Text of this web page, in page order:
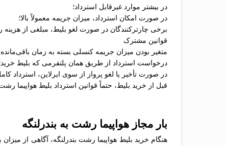
در بیشتر موارد غیرقابل استرداد؛
در صورت امکان استرداد، میزان جریمه معمولاً بالا؛
برخی چارترکنندگان در صورت لغو بلیط، مبلغی از هزینه
قوانین مشترک
متغیر بودن میزان جریمه کنسلی بسته به زمان باقی‌مانده
درخواست استرداد از طریق همان پلتفرمی که بلیط
در صورت تأخیر یا لغو پرواز از سوی ایرلاین، استرداد
قبل از خرید بلیط، حتماً قوانین استرداد بلیط هواپیما
بار مجاز هواپیما رشت به بندرلنگه
هنگام خرید بلیط هواپیما رشت بندرلنگه، آگاهی از